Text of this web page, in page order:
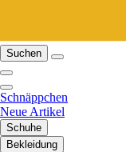
Suchen
Schnäppchen
Neue Artikel
Schuhe
Bekleidung